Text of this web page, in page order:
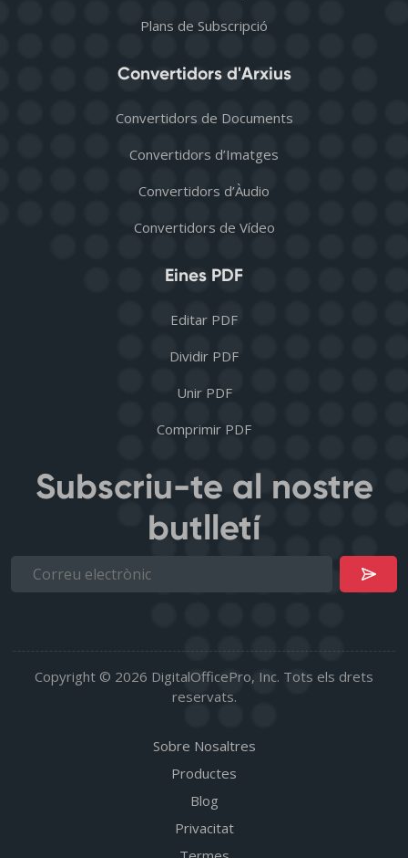
Plans de Subscripció
Convertidors d'Arxius
Convertidors de Documents
Convertidors d’Imatges
Convertidors d’Àudio
Convertidors de Vídeo
Eines PDF
Editar PDF
Dividir PDF
Unir PDF
Comprimir PDF
Subscriu-te al nostre
butlletí
Copyright © 2026 DigitalOfficePro, Inc. Tots els drets
reservats.
Sobre Nosaltres
Productes
Blog
Privacitat